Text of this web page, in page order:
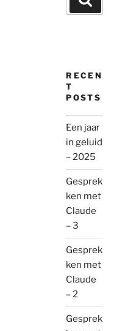
for:
RECEN
T
POSTS
Een jaar
in geluid
– 2025
Gesprek
ken met
Claude
– 3
Gesprek
ken met
Claude
– 2
Gesprek